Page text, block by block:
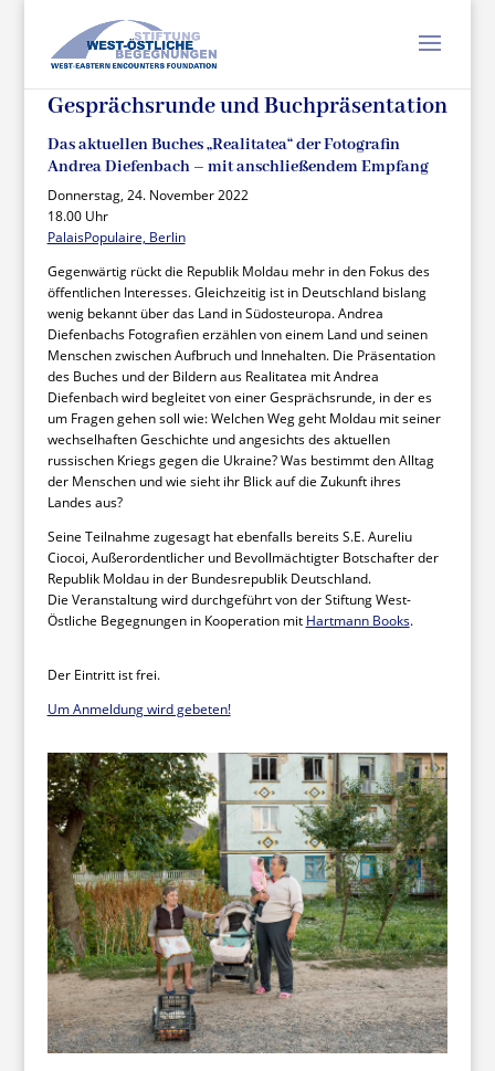
Gesprächsrunde und Buchpräsentation
Das aktuellen Buches „Realitatea“ der Fotografin
Andrea Diefenbach – mit anschließendem Empfang
Donnerstag, 24. November 2022
18.00 Uhr
PalaisPopulaire, Berlin
Gegenwärtig rückt die Republik Moldau mehr in den Fokus des
öffentlichen Interesses. Gleichzeitig ist in Deutschland bislang
wenig bekannt über das Land in Südosteuropa. Andrea
Diefenbachs Fotografien erzählen von einem Land und seinen
Menschen zwischen Aufbruch und Innehalten. Die Präsentation
des Buches und der Bildern aus Realitatea mit Andrea
Diefenbach wird begleitet von einer Gesprächsrunde, in der es
um Fragen gehen soll wie: Welchen Weg geht Moldau mit seiner
wechselhaften Geschichte und angesichts des aktuellen
russischen Kriegs gegen die Ukraine? Was bestimmt den Alltag
der Menschen und wie sieht ihr Blick auf die Zukunft ihres
Landes aus?
Seine Teilnahme zugesagt hat ebenfalls bereits S.E. Aureliu
Ciocoi, Außerordentlicher und Bevollmächtigter Botschafter der
Republik Moldau in der Bundesrepublik Deutschland.
Die Veranstaltung wird durchgeführt von der Stiftung West-
Östliche Begegnungen in Kooperation mit Hartmann Books.
Der Eintritt ist frei.
Um Anmeldung wird gebeten!